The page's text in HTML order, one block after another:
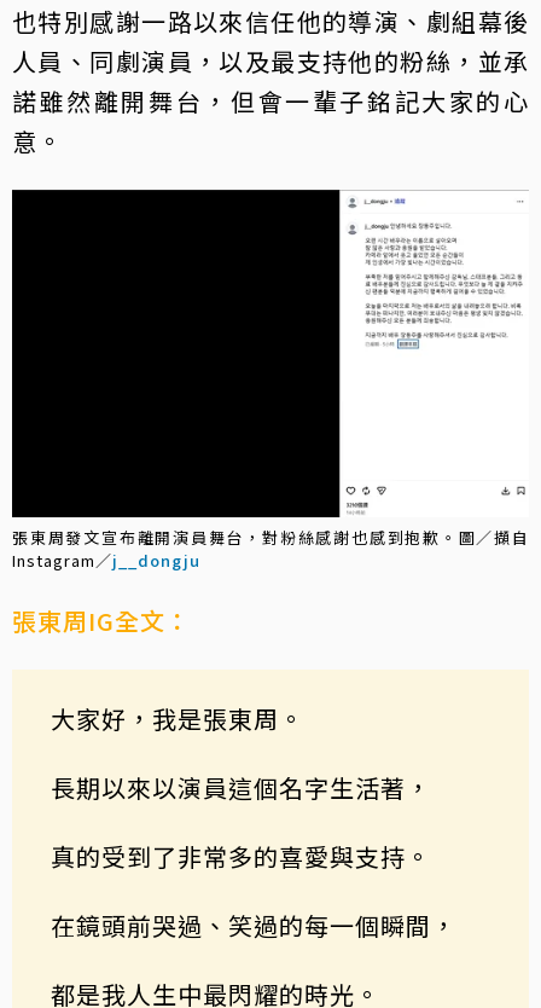
也特別感謝一路以來信任他的導演、劇組幕後
人員、同劇演員，以及最支持他的粉絲，並承
諾雖然離開舞台，但會一輩子銘記大家的心
意。
張東周發文宣布離開演員舞台，對粉絲感謝也感到抱歉。圖／擷自
Instagram／j__dongju
張東周IG全文：
大家好，我是張東周。
長期以來以演員這個名字生活著，
真的受到了非常多的喜愛與支持。
在鏡頭前哭過、笑過的每一個瞬間，
都是我人生中最閃耀的時光。